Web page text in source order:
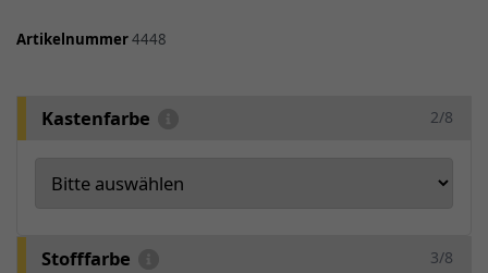
Artikelnummer4448
Kastenfarbe 2/8
Stofffarbe 3/8